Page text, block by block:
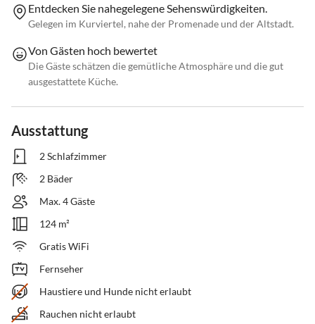
Entdecken Sie nahegelegene Sehenswürdigkeiten.
Gelegen im Kurviertel, nahe der Promenade und der Altstadt.
Von Gästen hoch bewertet
Die Gäste schätzen die gemütliche Atmosphäre und die gut
ausgestattete Küche.
Ausstattung
2 Schlafzimmer
2 Bäder
Max. 4 Gäste
124 m²
Gratis WiFi
Fernseher
Haustiere und Hunde nicht erlaubt
Rauchen nicht erlaubt